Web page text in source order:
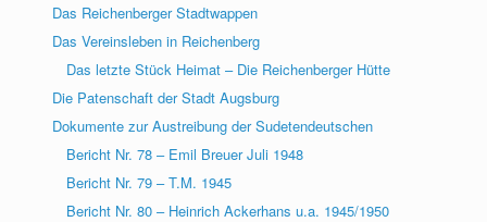
Das Reichenberger Stadtwappen
Das Vereinsleben in Reichenberg
Das letzte Stück Heimat – Die Reichenberger Hütte
Die Patenschaft der Stadt Augsburg
Dokumente zur Austreibung der Sudetendeutschen
Bericht Nr. 78 – Emil Breuer Juli 1948
Bericht Nr. 79 – T.M. 1945
Bericht Nr. 80 – Heinrich Ackerhans u.a. 1945/1950